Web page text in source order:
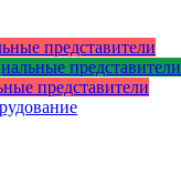
представители
представители
представители